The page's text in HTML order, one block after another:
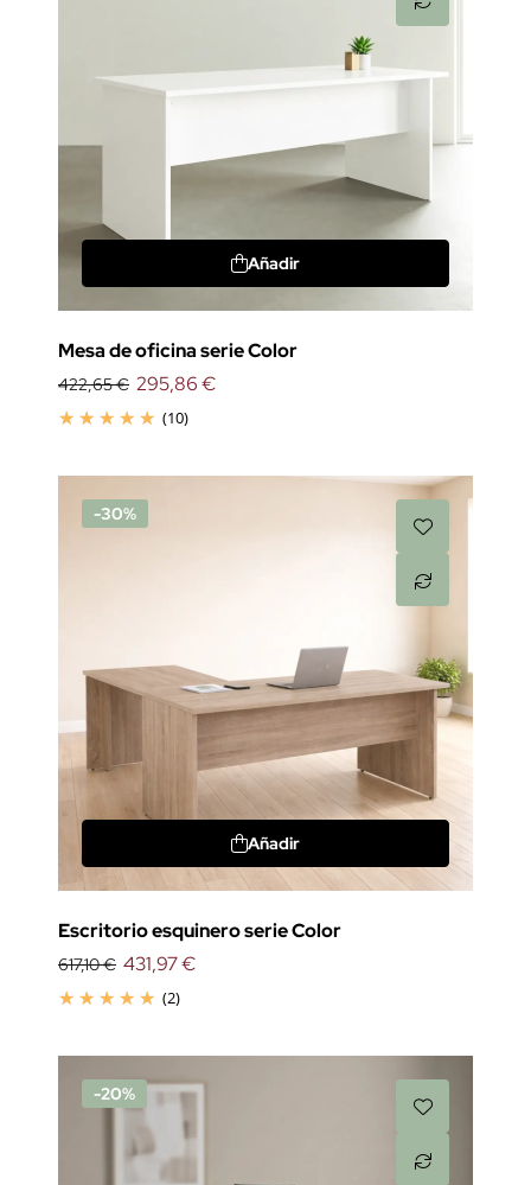
Añadir
Mesa de oficina serie Color
422,65 €
(10)
295,86 €
-30%
Añadir
Escritorio esquinero serie Color
617,10 €
(2)
431,97 €
-20%